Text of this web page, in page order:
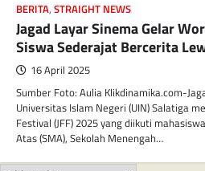
BERITA, STRAIGHT NEWS
Jagad Layar Sinema Gelar
Siswa Sederajat Bercerita
16 April 2025
Sumber Foto: Aulia Klikdinamika.com-
Universitas Islam Negeri (UIN) Salatiga
Festival (JFF) 2025 yang diikuti
Atas (SMA), Sekolah Menengah…